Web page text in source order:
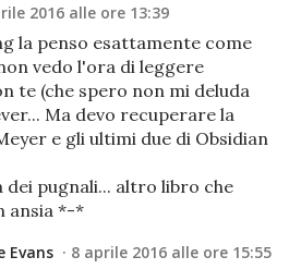
2016 alle ore 13:39
la penso esattamente come
vedo l'ora di leggere
te (che spero non mi deluda
Ma devo recuperare la
e gli ultimi due di Obsidian
dei pugnali... altro libro che
ansia *-*
Evans 8 aprile 2016 alle ore 15:55